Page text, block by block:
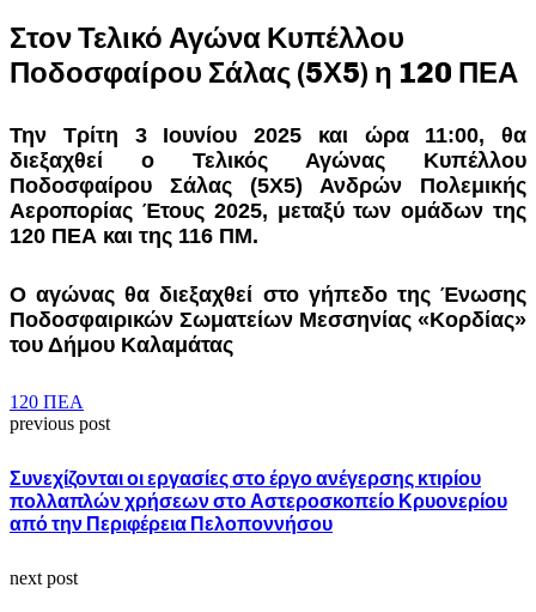
Στον Τελικό Αγώνα Κυπέλλου
Ποδοσφαίρου Σάλας (5Χ5) η 120 ΠΕΑ
Την Τρίτη 3 Ιουνίου 2025 και ώρα 11:00, θα
διεξαχθεί ο Τελικός Αγώνας Κυπέλλου
Ποδοσφαίρου Σάλας (5Χ5) Ανδρών Πολεμικής
Αεροπορίας Έτους 2025, μεταξύ των ομάδων της
120 ΠΕΑ και της 116 ΠΜ.
Ο αγώνας θα διεξαχθεί στο γήπεδο της Ένωσης
Ποδοσφαιρικών Σωματείων Μεσσηνίας «Κορδίας»
του Δήμου Καλαμάτας
120 ΠΕΑ
previous post
Συνεχίζονται οι εργασίες στο έργο ανέγερσης κτιρίου
πολλαπλών χρήσεων στο Αστεροσκοπείο Κρυονερίου
από την Περιφέρεια Πελοποννήσου
next post